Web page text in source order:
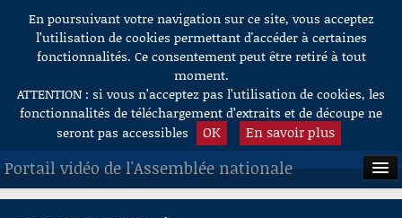
Aller au contenu
En poursuivant votre navigation sur ce site, vous acceptez
l’utilisation de cookies permettant d'accéder à certaines
fonctionnalités. Ce consentement peut être retiré à tout
moment.
ATTENTION : si vous n’acceptez pas l’utilisation de cookies, les
fonctionnalités de téléchargement d’extraits et de découpe ne
seront pas accessibles
OK En savoir plus
Portail vidéo de l'Assemblée nationale
ACCUEIL